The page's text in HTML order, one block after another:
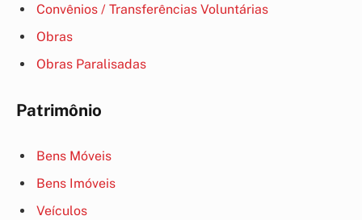
Convênios / Transferências Voluntárias
Obras
Obras Paralisadas
Patrimônio
Bens Móveis
Bens Imóveis
Veículos